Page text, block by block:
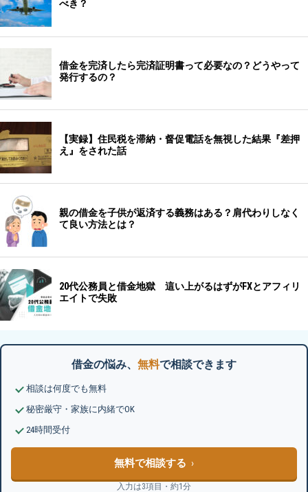
借金の悩み、 無料で相談できます
相談は何度でも無料
秘密厳守・家族に内緒でOK
24時間受付
無料で相談する
入力は3項目・約1分